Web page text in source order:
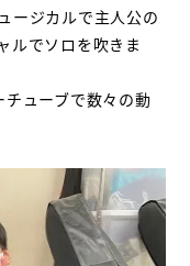
ージカルで主人公の
ルでソロを吹きま
ューブで数々の動